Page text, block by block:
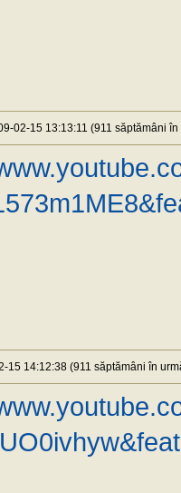
02-15 13:13:11 (911 săptămâni în
15 14:12:38 (911 săptămâni în